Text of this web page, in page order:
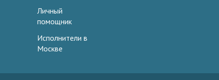
Личный
помощник
Исполнители в
Москве